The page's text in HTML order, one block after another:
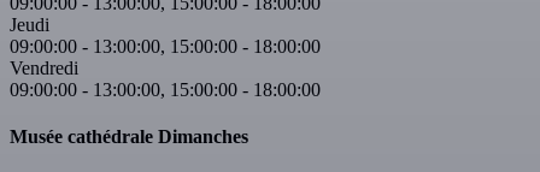
Jeudi
09:00:00 - 13:00:00, 15:00:00 - 18:00:00
Vendredi
09:00:00 - 13:00:00, 15:00:00 - 18:00:00
Musée cathédrale Dimanches